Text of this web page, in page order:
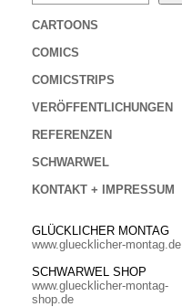
CARTOONS
COMICS
COMICSTRIPS
VERÖFFENTLICHUNGEN
REFERENZEN
SCHWARWEL
KONTAKT + IMPRESSUM
GLÜCKLICHER MONTAG
www.gluecklicher-montag.de
SCHWARWEL SHOP
www.gluecklicher-montag-
shop.de